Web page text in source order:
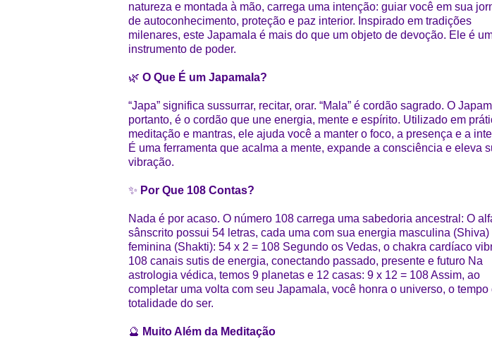
natureza e montada à mão, carrega uma intenção: guiar você em sua
de autoconhecimento, proteção e paz interior. Inspirado em tradições
milenares, este Japamala é mais do que um objeto de devoção. Ele é
instrumento de poder.
🌿 O Que É um Japamala?
“Japa” significa sussurrar, recitar, orar. “Mala” é cordão sagrado. O
portanto, é o cordão que une energia, mente e espírito. Utilizado em
meditação e mantras, ele ajuda você a manter o foco, a presença e a
É uma ferramenta que acalma a mente, expande a consciência e eleva
vibração.
✨ Por Que 108 Contas?
Nada é por acaso. O número 108 carrega uma sabedoria ancestral: O
sânscrito possui 54 letras, cada uma com sua energia masculina (Shiva)
feminina (Shakti): 54 x 2 = 108 Segundo os Vedas, o chakra cardíaco
108 canais sutis de energia, conectando passado, presente e futuro Na
astrologia védica, temos 9 planetas e 12 casas: 9 x 12 = 108 Assim, ao
completar uma volta com seu Japamala, você honra o universo, o tempo
totalidade do ser.
🔮 Muito Além da Meditação